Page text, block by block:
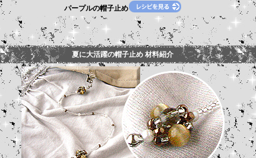
パープルの帽子止め
夏に大活躍の帽子止め 材料紹介